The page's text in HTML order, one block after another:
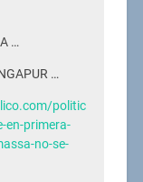
…
…
politic
en-primera-
no-se-